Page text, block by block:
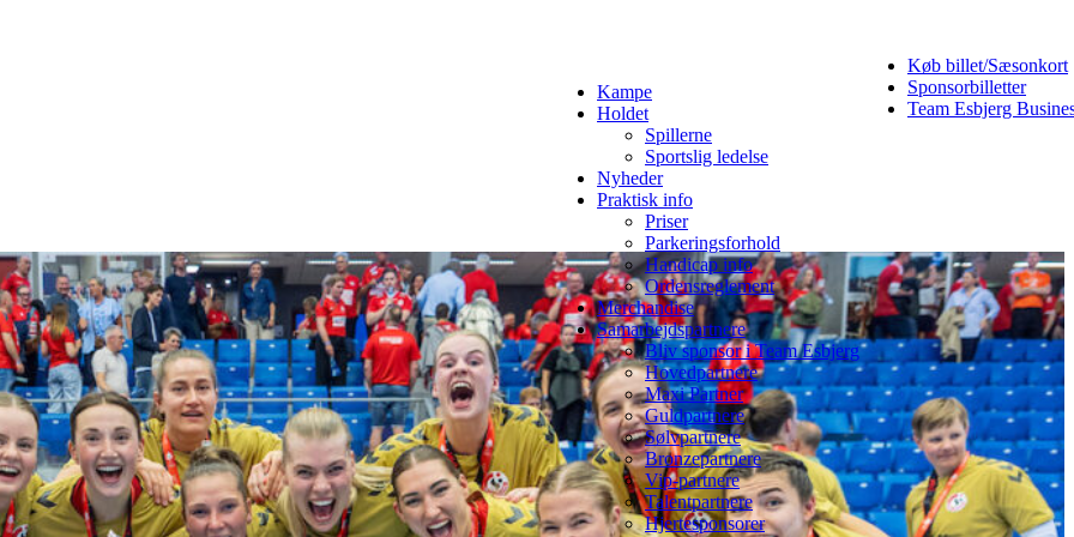
Køb billet/Sæsonkort
Sponsorbilletter
Team Esbjerg
Kampe
Holdet
Spillerne
Sportslig ledelse
Nyheder
Praktisk info
Priser
Parkeringsforhold
Handicap info
Ordensreglement
Merchandise
Samarbejdspartnere
Bliv sponsor i Team Esbjerg
Hovedpartnere
Maxi Partner
Guldpartnere
Sølvpartnere
Bronzepartnere
Vip-partnere
Talentpartnere
Hjertesponsorer